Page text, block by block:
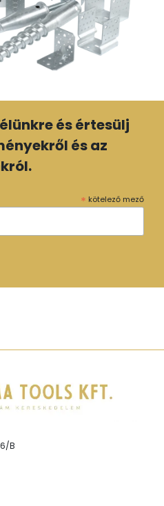
és értesülj
és az
* kötelező mező
6/B